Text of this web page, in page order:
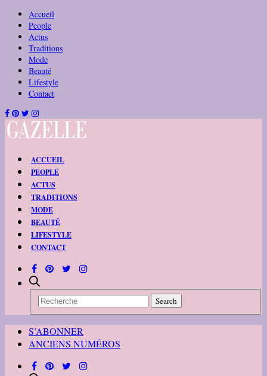
Accueil
People
Actus
Traditions
Mode
Beauté
Lifestyle
Contact
ACCUEIL
PEOPLE
ACTUS
TRADITIONS
MODE
BEAUTÉ
LIFESTYLE
CONTACT
S’ABONNER
ANCIENS NUMÉROS